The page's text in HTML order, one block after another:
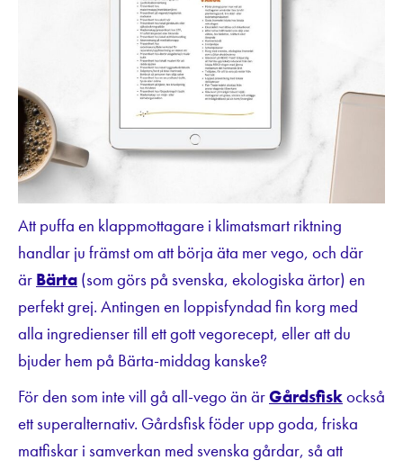
Att puffa en klappmottagare i klimatsmart riktning
handlar ju främst om att börja äta mer vego, och där
är Bärta (som görs på svenska, ekologiska ärtor) en
perfekt grej. Antingen en loppisfyndad fin korg med
alla ingredienser till ett gott vegorecept, eller att du
bjuder hem på Bärta-middag kanske?
För den som inte vill gå all-vego än ärGårdsfiskockså
ett superalternativ. Gårdsfisk föder upp goda, friska
matfiskar i samverkan med svenska gårdar, så att